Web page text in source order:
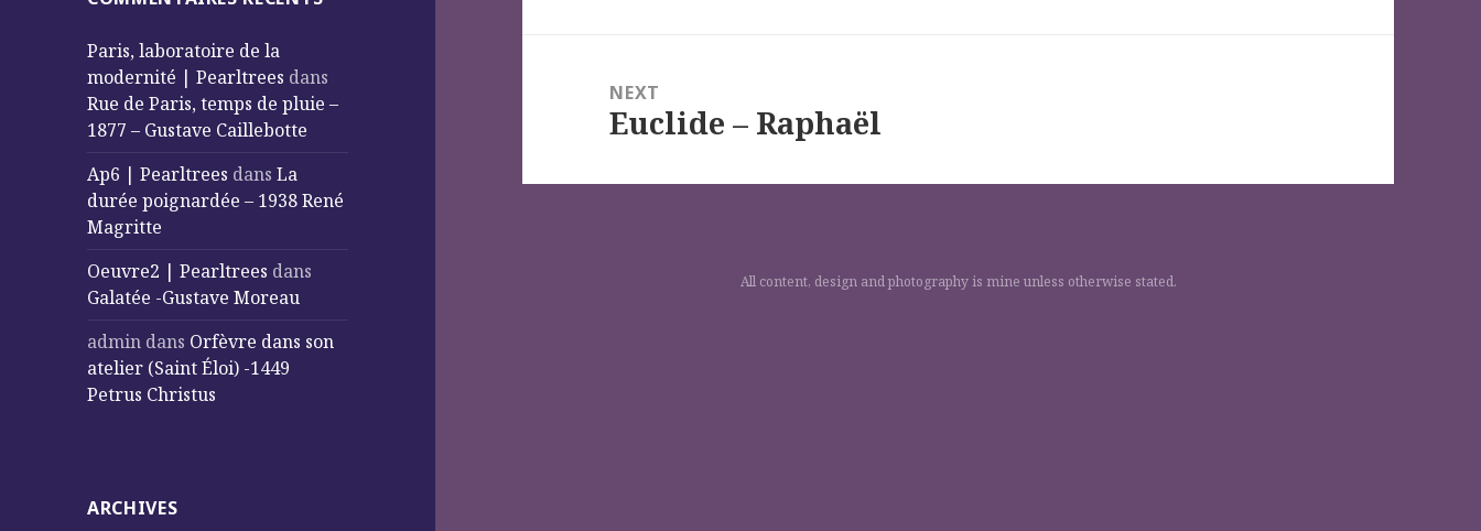
Paris, laboratoire de la
modernité | Pearltrees dans
Rue de Paris, temps de pluie –
1877 – Gustave Caillebotte
Ap6 | Pearltrees dansLa
durée poignardée – 1938 René
Magritte
Oeuvre2 | Pearltrees dans
Galatée -Gustave Moreau
admin dans Orfèvre dans son
atelier (Saint Éloi) -1449
Petrus Christus
ARCHIVES
NEXT
Next
Euclide – Raphaël
All content, design and photography is mine unless otherwise stated.